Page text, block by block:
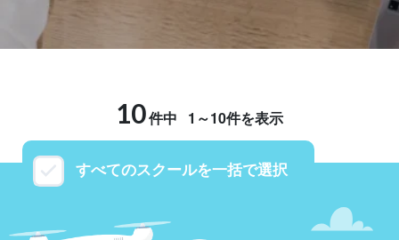
すべてのスクールを一括で選択
10件中 1～10件を表示